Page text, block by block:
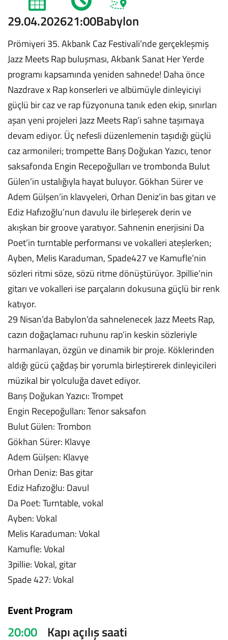
29.04.202621:00Babylon
Prömiyeri 35. Akbank Caz Festivali’nde gerçekleşmiş
Jazz Meets Rap buluşması, Akbank Sanat Her Yerde
programı kapsamında yeniden sahnede! Daha önce
Nazdrave x Rap konserleri ve albümüyle dinleyiciyi
güçlü bir caz ve rap füzyonuna tanık eden ekip, sınırları
aşan yeni projeleri Jazz Meets Rap’i sahne taşımaya
devam ediyor. Üç nefesli düzenlemenin taşıdığı güçlü
caz armonileri; trompette Barış Doğukan Yazıcı, tenor
saksafonda Engin Recepoğulları ve trombonda Bulut
Gülen’in ustalığıyla hayat buluyor. Gökhan Sürer ve
Adem Gülşen’in klavyeleri, Orhan Deniz’in bas gitarı ve
Ediz Hafızoğlu’nun davulu ile birleşerek derin ve
akışkan bir groove yaratıyor. Sahnenin enerjisini Da
Poet’in turntable performansı ve vokalleri ateşlerken;
Ayben, Melis Karaduman, Spade427 ve Kamufle’nin
sözleri ritmi söze, sözü ritme dönüştürüyor. 3pillie’nin
gitarı ve vokalleri ise parçaların dokusuna güçlü bir renk
katıyor.
29 Nisan’da Babylon’da sahnelenecek Jazz Meets Rap,
cazın doğaçlamacı ruhunu rap’in keskin sözleriyle
harmanlayan, özgün ve dinamik bir proje. Köklerinden
aldığı gücü çağdaş bir yorumla birleştirerek dinleyicileri
müzikal bir yolculuğa davet ediyor.
Barış Doğukan Yazıcı: Trompet
Engin Recepoğulları: Tenor saksafon
Bulut Gülen: Trombon
Gökhan Sürer: Klavye
Adem Gülşen: Klavye
Orhan Deniz: Bas gitar
Ediz Hafızoğlu: Davul
Da Poet: Turntable, vokal
Ayben: Vokal
Melis Karaduman: Vokal
Kamufle: Vokal
3pillie: Vokal, gitar
Spade 427: Vokal
Event Program
20:00 Kapı açılış saati